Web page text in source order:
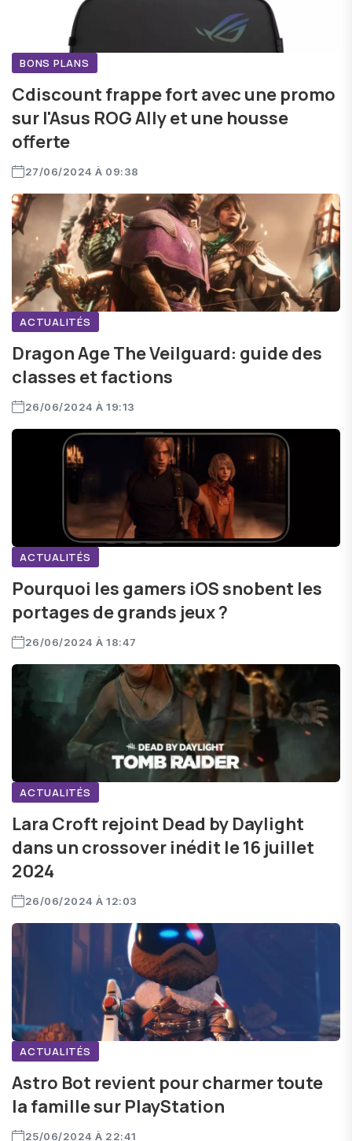
BONS PLANS
Cdiscount frappe fort avec une promo
sur l'Asus ROG Ally et une housse
offerte
27/06/2024 À 09:38
ACTUALITÉS
Dragon Age The Veilguard: guide des
classes et factions
26/06/2024 À 19:13
ACTUALITÉS
Pourquoi les gamers iOS snobent les
portages de grands jeux ?
26/06/2024 À 18:47
ACTUALITÉS
Lara Croft rejoint Dead by Daylight
dans un crossover inédit le 16 juillet
2024
26/06/2024 À 12:03
ACTUALITÉS
Astro Bot revient pour charmer toute
la famille sur PlayStation
25/06/2024 À 22:41